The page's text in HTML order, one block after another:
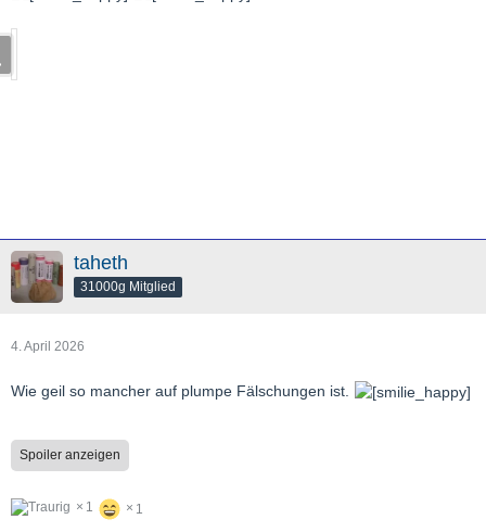
taheth
31000g Mitglied
4. April 2026
Wie geil so mancher auf plumpe Fälschungen ist.
Spoiler anzeigen
1 1